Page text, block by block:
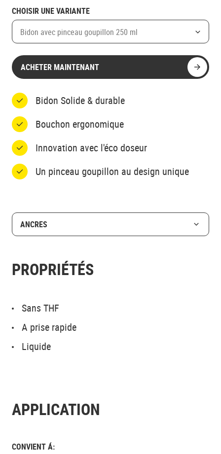
CHOISIR UNE VARIANTE
Bidon avec pinceau goupillon 250 ml
ACHETER MAINTENANT
Bidon Solide & durable
Bouchon ergonomique
Innovation avec l'éco doseur
Un pinceau goupillon au design unique
ANCRES
PROPRIÉTÉS
Sans THF
A prise rapide
Liquide
APPLICATION
CONVIENT Á: